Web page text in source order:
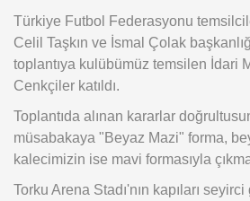
Türkiye Futbol Federasyonu
Celil Taşkın ve İsmal Çolak
toplantıya kulübümüz temsilen İdari
Cenkçiler katıldı.
Toplantıda alınan kararlar
müsabakaya "Beyaz Mazi" forma,
kalecimizin ise mavi formasıyla
Torku Arena Stadı'nın kapıları